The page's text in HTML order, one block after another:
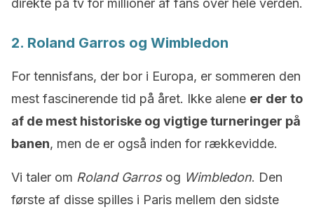
direkte på tv for millioner af fans over hele verden.
2. Roland Garros og Wimbledon
For tennisfans, der bor i Europa, er sommeren den
mest fascinerende tid på året. Ikke alene er der to
af de mest historiske og vigtige turneringer på
banen, men de er også inden for rækkevidde.
Vi taler om Roland Garrosog Wimbledon. Den
første af disse spilles i Paris mellem den sidste